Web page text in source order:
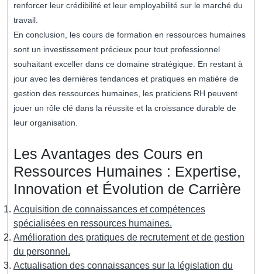
renforcer leur crédibilité et leur employabilité sur le marché du
travail.
En conclusion, les cours de formation en ressources humaines
sont un investissement précieux pour tout professionnel
souhaitant exceller dans ce domaine stratégique. En restant à
jour avec les dernières tendances et pratiques en matière de
gestion des ressources humaines, les praticiens RH peuvent
jouer un rôle clé dans la réussite et la croissance durable de
leur organisation.
Les Avantages des Cours en
Ressources Humaines : Expertise,
Innovation et Évolution de Carrière
Acquisition de connaissances et compétences
spécialisées en ressources humaines.
Amélioration des pratiques de recrutement et de gestion
du personnel.
Actualisation des connaissances sur la législation du